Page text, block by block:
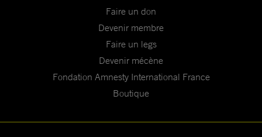
Faire un don
Devenir membre
Faire un legs
Devenir mécène
Fondation Amnesty International France
Boutique